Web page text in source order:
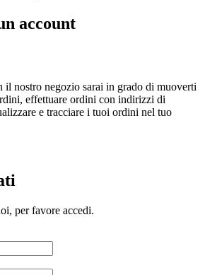
account
il nostro negozio sarai in grado di muoverti
effettuare ordini con indirizzi di
e tracciare i tuoi ordini nel tuo
per favore accedi.